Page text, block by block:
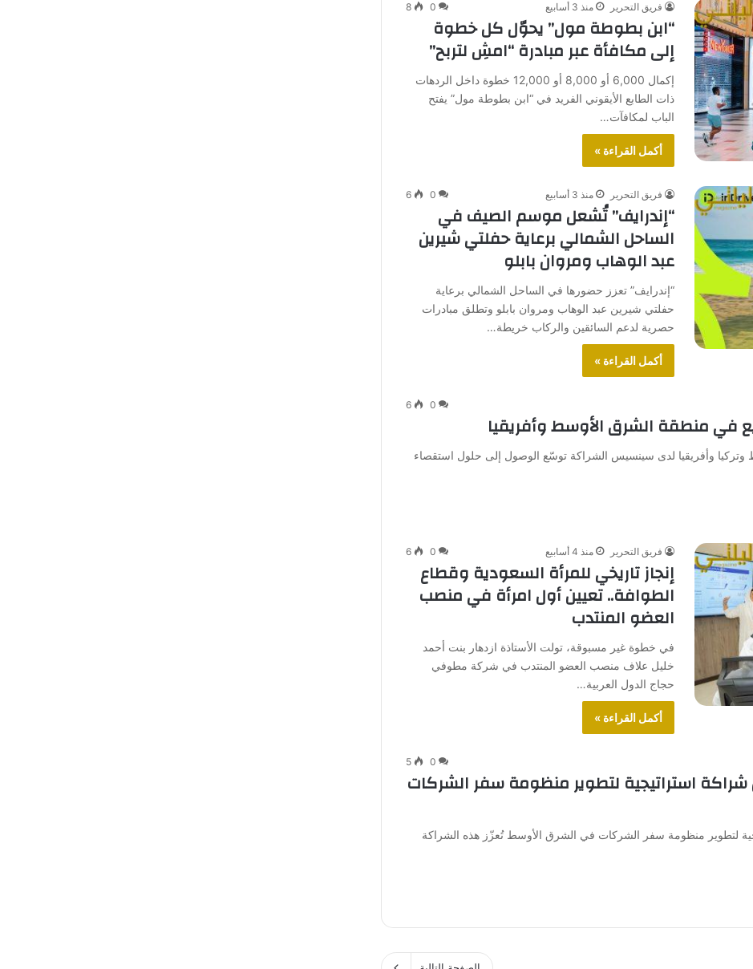
فريق التحرير منذ 3 أسابيع 0
8
“ابن بطوطة مول” يحوّل كل خطوة
إلى مكافأة عبر مبادرة “امشِ لتربح”
إكمال 6,000 أو 8,000 أو 12,000 خطوة داخل الردهات
ذات الطابع الأيقوني الفريد في “ابن بطوطة مول” يفتح
الباب لمكافآت…
أكمل القراءة »
فريق التحرير منذ 3 أسابيع 0
6
“إندرايف” تُشعل موسم الصيف في
الساحل الشمالي برعاية حفلتي شيرين
عبد الوهاب ومروان بابلو
“إندرايف” تعزز حضورها في الساحل الشمالي برعاية
حفلتي شيرين عبد الوهاب ومروان بابلو وتطلق مبادرات
حصرية لدعم السائقين والركاب خريطة…
أكمل القراءة »
0
6
وتركيا وأفريقيا لدى سينسيس الشراكة توسّع الوصول إلى حلول استقصاء
فريق التحرير منذ 4 أسابيع 0
6
إنجاز تاريخي للمرأة السعودية وقطاع
الطوافة.. تعيين أول امرأة في منصب
العضو المنتدب
في خطوة غير مسبوقة، تولت الأستاذة ازدهار بنت أحمد
خليل علاف منصب العضو المنتدب في شركة مطوفي
حجاج الدول العربية…
أكمل القراءة »
0
5
شراكة استراتيجية لتطوير منظومة سفر الشركات
لتطوير منظومة سفر الشركات في الشرق الأوسط تُعزّز هذه الشراكة